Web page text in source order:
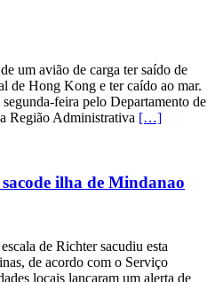
um avião de carga ter saído de
de Hong Kong e ter caído ao mar.
feira pelo Departamento de
Região Administrativa […]
ilha de Mindanao
de Richter sacudiu esta
de acordo com o Serviço
locais lançaram um alerta de